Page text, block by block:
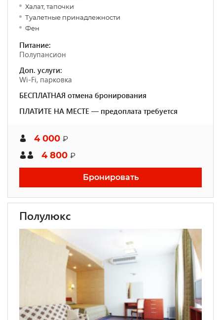
Халат, тапочки
Туалетные принадлежности
Фен
Питание:
Полупансион
Доп. услуги:
Wi-Fi, парковка
БЕСПЛАТНАЯ отмена бронирования
ПЛАТИТЕ НА МЕСТЕ — предоплата требуется
4 000 ₽
4 800 ₽
Бронировать
Полулюкс